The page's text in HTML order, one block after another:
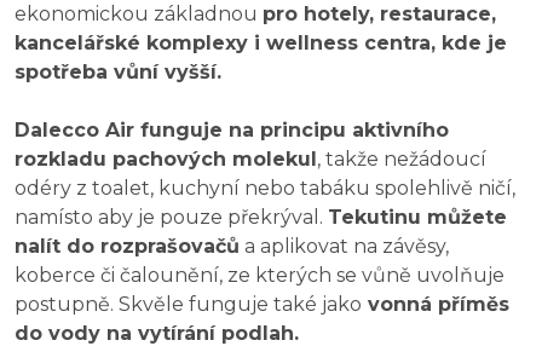
ekonomickou základnou pro hotely, restaurace,
kancelářské komplexy i wellness centra, kde je
spotřeba vůní vyšší.
Dalecco Air funguje na principu aktivního
rozkladu pachových molekul, takže nežádoucí
odéry z toalet, kuchyní nebo tabáku spolehlivě ničí,
namísto aby je pouze překrýval. Tekutinu můžete
nalít do rozprašovačů a aplikovat na závěsy,
koberce či čalounění, ze kterých se vůně uvolňuje
postupně. Skvěle funguje také jako vonná příměs
do vody na vytírání podlah.